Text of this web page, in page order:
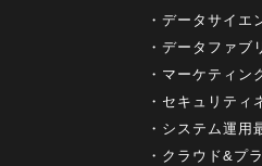
データサイエ
データファブ
マーケティン
セキュリティ
システム運用
クラウド&プ